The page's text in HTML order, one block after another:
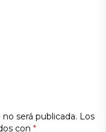
será publicada. Los
con *